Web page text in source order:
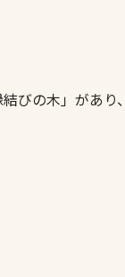
の木」があり